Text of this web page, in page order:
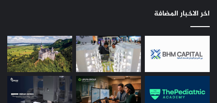
اخر الاخبار المضافة